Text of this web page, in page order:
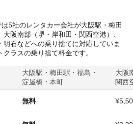
5社のレンタカー会社が大阪駅・梅田
阪南部（堺・岸和田・関西空港）、
石などへの乗り捨てに対応していま
ラスの乗り捨て料金です。
大阪駅・梅田駅・福島・
淀屋橋・本町
大阪
関西
無料